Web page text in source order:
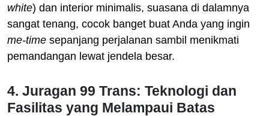
white) dan interior minimalis, suasana di dalamnya
sangat tenang, cocok banget buat Anda yang ingin
me-time sepanjang perjalanan sambil menikmati
pemandangan lewat jendela besar.
4. Juragan 99 Trans: Teknologi dan
Fasilitas yang Melampaui Batas